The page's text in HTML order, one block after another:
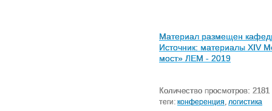
Материал размещен
Источник: материалы XIV
мост» ЛЕМ - 2019
Количество просмотров: 2181
теги: конференция логистика